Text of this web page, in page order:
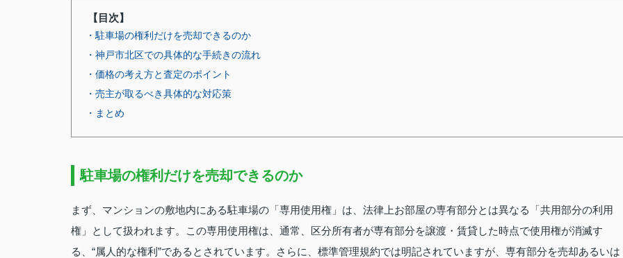
【目次】
・駐車場の権利だけを売却できるのか
・神戸市北区での具体的な手続きの流れ
・価格の考え方と査定のポイント
・売主が取るべき具体的な対応策
・まとめ
駐車場の権利だけを売却できるのか
まず、マンションの敷地内にある駐車場の「専用使用権」は、法律上お部屋の専有部分とは異なる「共用部分の利用
権」として扱われます。この専用使用権は、通常、区分所有者が専有部分を譲渡・賃貸した時点で使用権が消滅す
る、“属人的な権利”であるとされています。さらに、標準管理規約では明記されていますが、専有部分を売却あるいは